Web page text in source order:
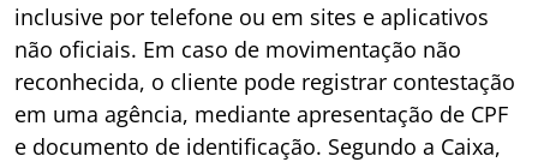
inclusive por telefone ou em sites e aplicativos
não oficiais. Em caso de movimentação não
reconhecida, o cliente pode registrar contestação
em uma agência, mediante apresentação de CPF
e documento de identificação. Segundo a Caixa,